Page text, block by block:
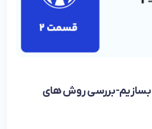
بسازیم-بررسی روش های